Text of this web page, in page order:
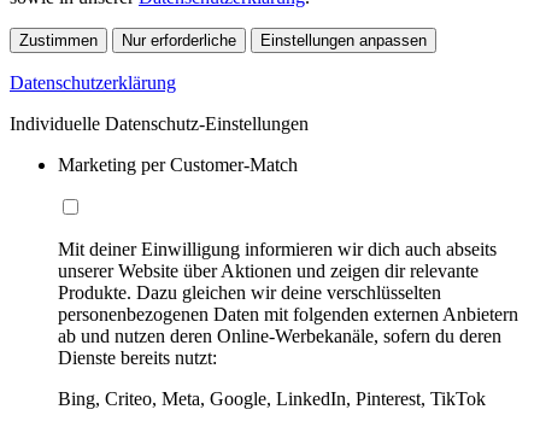
Zustimmen Nur erforderliche Einstellungen anpassen
Datenschutzerklärung
Individuelle Datenschutz-Einstellungen
Marketing per Customer-Match
Mit deiner Einwilligung informieren wir dich auch abseits
unserer Website über Aktionen und zeigen dir relevante
Produkte. Dazu gleichen wir deine verschlüsselten
personenbezogenen Daten mit folgenden externen Anbietern
ab und nutzen deren Online-Werbekanäle, sofern du deren
Dienste bereits nutzt:
Bing, Criteo, Meta, Google, LinkedIn, Pinterest, TikTok